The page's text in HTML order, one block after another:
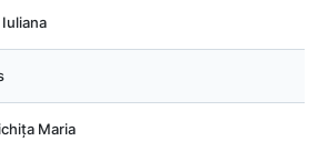
Maria